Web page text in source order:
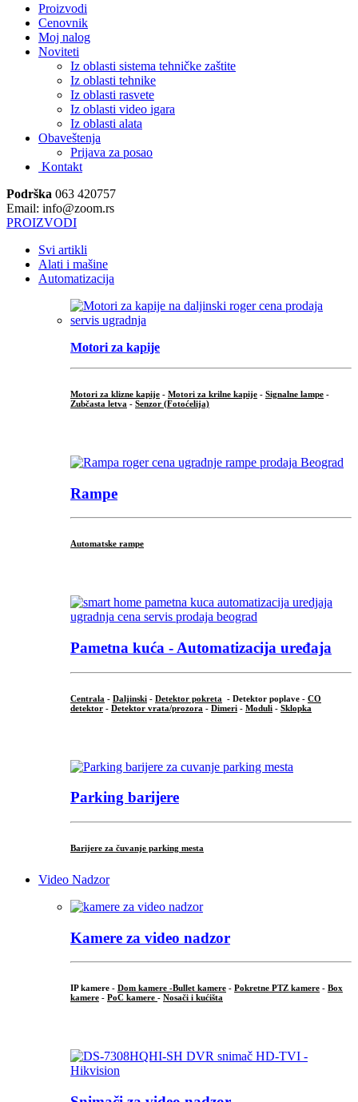
Proizvodi
Cenovnik
Moj nalog
Noviteti
Iz oblasti sistema tehničke zaštite
Iz oblasti tehnike
Iz oblasti rasvete
Iz oblasti video igara
Iz oblasti alata
Obaveštenja
Prijava za posao
Kontakt
Podrška 063 420757
Email: info@zoom.rs
PROIZVODI
Svi artikli
Alati i mašine
Automatizacija
Motori za kapije
Motori za klizne kapije - Motori za krilne kapije - Signalne lampe -
Zubčasta letva - Senzor (Fotoćelija)
Rampe
Automatske rampe
Pametna kuća - Automatizacija uređaja
Centrala - Daljinski - Detektor pokreta - Detektor poplave - CO
detektor - Detektor vrata/prozora - Dimeri - Moduli - Sklopka
Parking barijere
Barijere za čuvanje parking mesta
Video Nadzor
Kamere za video nadzor
IP kamere - Dom kamere -Bullet kamere - Pokretne PTZ kamere - Box
kamere - PoC kamere - Nosači i kućišta